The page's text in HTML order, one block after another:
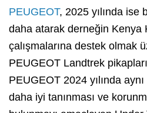
PEUGEOT, 2025 yılında ise
daha atarak derneğin Kenya
çalışmalarına destek olmak
PEUGEOT Landtrek
PEUGEOT 2024 yılında
daha iyi tanınması ve